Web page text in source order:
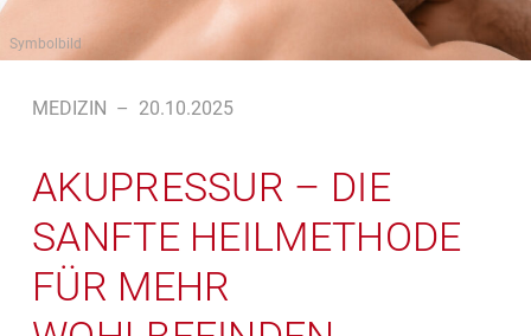
Symbolbild
MEDIZIN – 20.10.2025
AKUPRESSUR – DIE
SANFTE HEILMETHODE
FÜR MEHR